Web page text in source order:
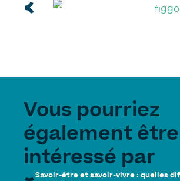
Vous pourriez
également être
intéressé par
Savoir-être et savoir-vivre : quelles